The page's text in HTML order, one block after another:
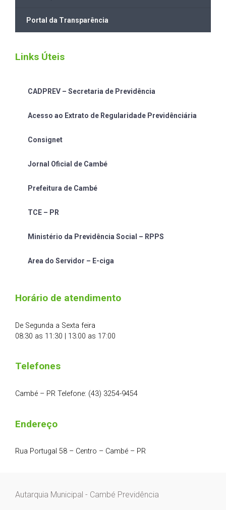
Portal da Transparência
Links Úteis
CADPREV – Secretaria de Previdência
Acesso ao Extrato de Regularidade Previdênciária
Consignet
Jornal Oficial de Cambé
Prefeitura de Cambé
TCE – PR
Ministério da Previdência Social – RPPS
Area do Servidor – E-ciga
Horário de atendimento
De Segunda a Sexta feira
08:30 as 11:30 | 13:00 as 17:00
Telefones
Cambé – PR Telefone: (43) 3254-9454
Endereço
Rua Portugal 58 – Centro – Cambé – PR
Autarquia Municipal - Cambé Previdência